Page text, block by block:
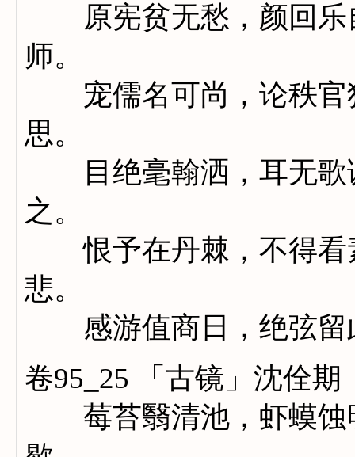
原宪贫无愁，颜回乐
师。
宠儒名可尚，论秩官
思。
目绝毫翰洒，耳无歌
之。
恨予在丹棘，不得看
悲。
感游值商日，绝弦留
卷95_25 「古镜」沈佺期
莓苔翳清池，虾蟆蚀